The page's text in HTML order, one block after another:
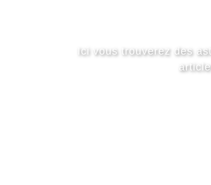
Ici vous trouverez des